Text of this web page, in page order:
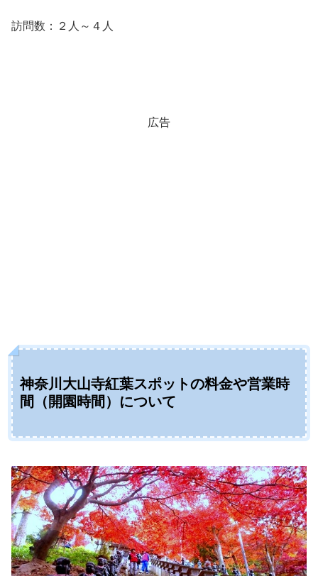
訪問数：２人～４人
広告
神奈川大山寺紅葉スポットの料金や営業時
間（開園時間）について